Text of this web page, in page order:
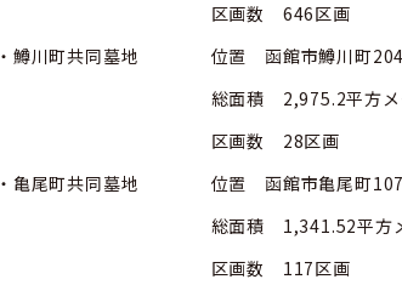
区画数 646区画
・鱒川町共同墓地 位置 函館市鱒川町204
総面積 2,975.2平方メー
区画数 28区画
・亀尾町共同墓地 位置 函館市亀尾町107
総面積 1,341.52平方メー
区画数 117区画